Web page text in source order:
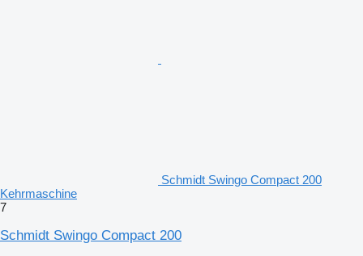
Schmidt Swingo Compact 200
Kehrmaschine
7
Schmidt Swingo Compact 200